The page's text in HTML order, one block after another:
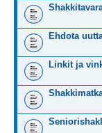
Ehdota
Linkit ja